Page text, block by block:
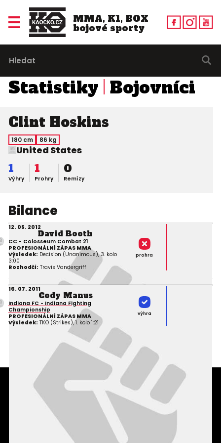
MMA, K1, BOX
bojové sporty
Statistiky Bojovníci
Clint Hoskins
180 cm 86 kg
United States
Výhry
1
Prohry
1
Remízy
0
Bilance
12. 05. 2012
David Booth
CC - Colosseum Combat 21
PROFESIONÁLNÍ ZÁPAS MMA
Výsledek: Decision (Unanimous), 3. kolo
3:00
Rozhodčí: Travis Vandergriff
prohra
16. 07. 2011
Cody Manus
Indiana FC - Indiana Fighting
Championship
PROFESIONÁLNÍ ZÁPAS MMA
Výsledek: TKO (Strikes), 1. kolo 1:21
výhra
Podmínky užití webového rozhraní
Souhlas s používáním osobních údajů
Statistiky
Kontakty